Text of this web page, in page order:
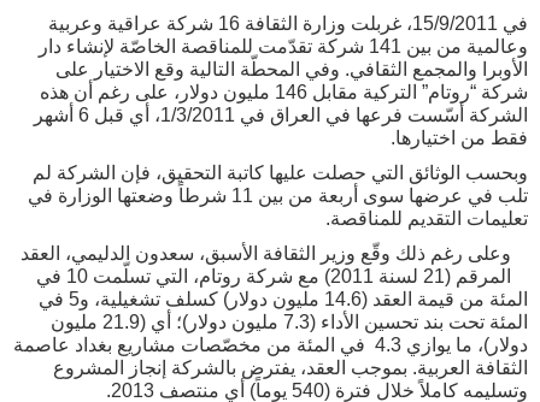
في 15/9/2011، غربلت وزارة الثقافة 16 شركة عراقية وعربية
وعالمية من بين 141 شركة تقدّمت للمناقصة الخاصّة لإنشاء دار
الأوبرا والمجمع الثقافي. وفي المحطّة التالية وقع الاختيار على
شركة “روتام” التركية مقابل 146 مليون دولار، على رغم أن هذه
الشركة أسّست فرعها في العراق في 1/3/2011، أي قبل 6 أشهر
فقط من اختيارها.
وبحسب الوثائق التي حصلت عليها كاتبة التحقيق، فإن الشركة لم
تلب في عرضها سوى أربعة من بين 11 شرطاً وضعتها الوزارة في
تعليمات التقديم للمناقصة.
وعلى رغم ذلك وقّع وزير الثقافة الأسبق، سعدون الدليمي، العقد
المرقم (21 لسنة 2011) مع شركة روتام، التي تسلّمت 10 في
المئة من قيمة العقد (14.6 مليون دولار) كسلف تشغيلية، و5 في
المئة تحت بند تحسين الأداء (7.3 مليون دولار)؛ أي (21.9 مليون
دولار)، ما يوازي 4.3 في المئة من مخصّصات مشاريع بغداد عاصمة
الثقافة العربية. بموجب العقد، يفترض بالشركة إنجاز المشروع
وتسليمه كاملاً خلال فترة (540 يوماً) أي منتصف 2013.